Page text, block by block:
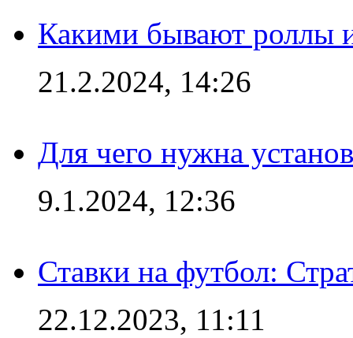
Какими бывают роллы
21.2.2024, 14:26
Для чего нужна
9.1.2024, 12:36
Ставки на футбол:
22.12.2023, 11:11